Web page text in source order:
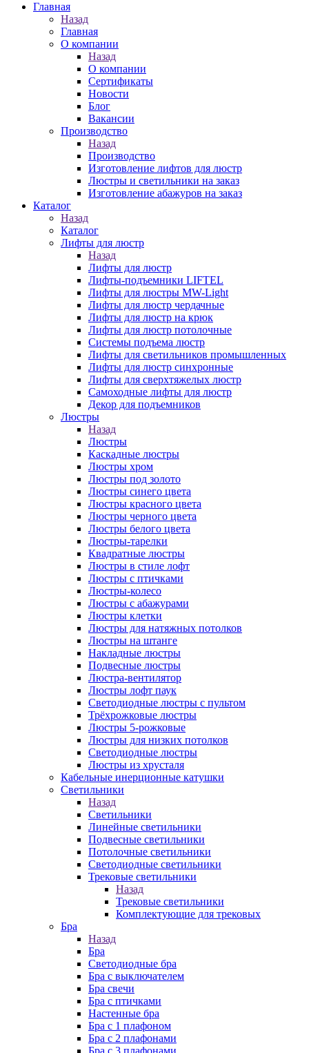
Главная
Назад
Главная
О компании
Назад
О компании
Сертификаты
Новости
Блог
Вакансии
Производство
Назад
Производство
Изготовление лифтов для люстр
Люстры и светильники на заказ
Изготовление абажуров на заказ
Каталог
Назад
Каталог
Лифты для люстр
Назад
Лифты для люстр
Лифты-подъемники LIFTEL
Лифты для люстры MW-Light
Лифты для люстр чердачные
Лифты для люстр на крюк
Лифты для люстр потолочные
Системы подъема люстр
Лифты для светильников промышленных
Лифты для люстр синхронные
Лифты для сверхтяжелых люстр
Самоходные лифты для люстр
Декор для подъемников
Люстры
Назад
Люстры
Каскадные люстры
Люстры хром
Люстры под золото
Люстры синего цвета
Люстры красного цвета
Люстры черного цвета
Люстры белого цвета
Люстры-тарелки
Квадратные люстры
Люстры в стиле лофт
Люстры с птичками
Люстры-колесо
Люстры с абажурами
Люстры клетки
Люстры для натяжных потолков
Люстры на штанге
Накладные люстры
Подвесные люстры
Люстра-вентилятор
Люстры лофт паук
Светодиодные люстры с пультом
Трёхрожковые люстры
Люстры 5-рожковые
Люстры для низких потолков
Cветодиодные люстры
Люстры из хрусталя
Кабельные инерционные катушки
Светильники
Назад
Светильники
Линейные светильники
Подвесные светильники
Потолочные светильники
Светодиодные светильники
Трековые светильники
Назад
Трековые светильники
Комплектующие для трековых
Бра
Назад
Бра
Светодиодные бра
Бра с выключателем
Бра свечи
Бра с птичками
Настенные бра
Бра с 1 плафоном
Бра с 2 плафонами
Бра с 3 плафонами